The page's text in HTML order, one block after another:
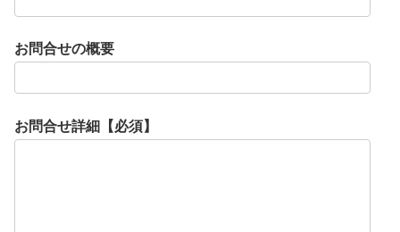
お問合せの概要
お問合せ詳細【必須】